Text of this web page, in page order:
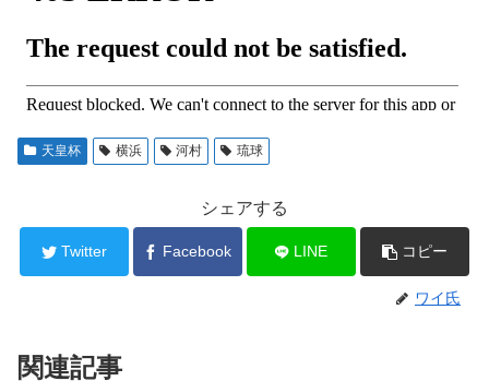
天皇杯 横浜 河村 琉球
シェアする
Twitter Facebook LINE コピー
ワイ氏
関連記事